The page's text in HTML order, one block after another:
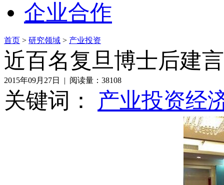
企业合作
首页 > 研究领域 > 产业投资
近百名复旦博士后建
2015年09月27日 | 阅读量：38108
关键词： 产业投资经